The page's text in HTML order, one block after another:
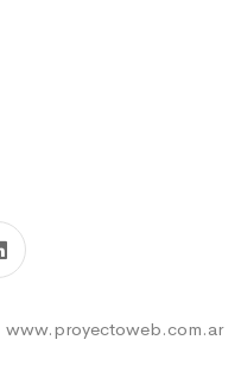
www.proyectoweb.com.ar